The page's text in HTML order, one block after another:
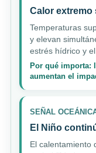
Calor extremo
Temperaturas
y elevan
estrés hídrico y
Por qué importa:
aumentan el
SEÑAL
El Niño
El calentamiento